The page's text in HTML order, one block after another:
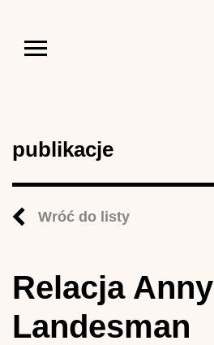
publikacje
Wróć do listy
Relacja Anny
Landesman